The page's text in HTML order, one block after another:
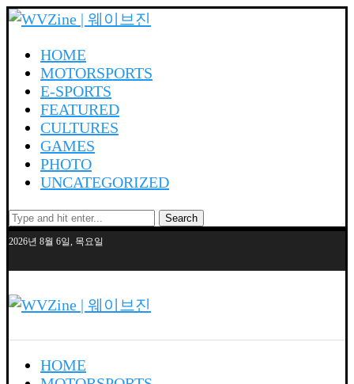
HOME
MOTORSPORTS
E-SPORTS
FEATURED
CULTURES
GAMES
PHOTO
UNCATEGORIZED
Search
2026년 8월 6일, 목요일
HOME